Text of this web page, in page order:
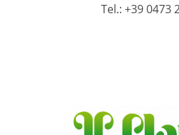
Tel.: +39 0473